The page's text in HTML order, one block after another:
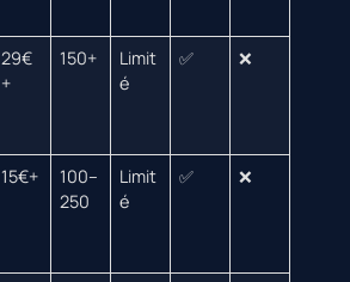
29€
+
150+
Limit
é
✅ ❌
15€+
100–
250
Limit
é
✅ ❌